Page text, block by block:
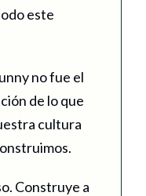
este
no fue el
de lo que
cultura
Construye a